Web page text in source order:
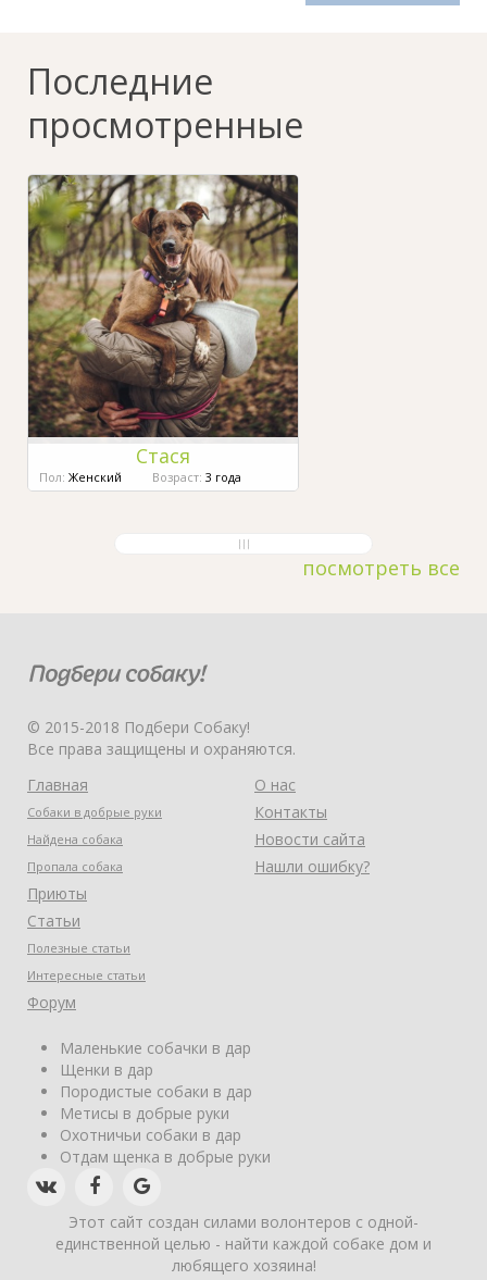
Последние
просмотренные
Стася
Пол: Женский Возраст: 3 года
посмотреть все
© 2015-2018 Подбери Собаку!
Все права защищены и охраняются.
Главная
Собаки в добрые руки
Найдена собака
Пропала собака
Приюты
Статьи
Полезные статьи
Интересные статьи
Форум
О нас
Контакты
Новости сайта
Нашли ошибку?
Маленькие собачки в дар
Щенки в дар
Породистые собаки в дар
Метисы в добрые руки
Охотничьи собаки в дар
Отдам щенка в добрые руки
Этот сайт создан силами волонтеров с одной-
единственной целью - найти каждой собаке дом и
любящего хозяина!